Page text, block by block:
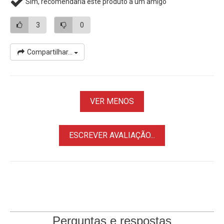
HMX-H303BP, HMX-H303RN, HMX-H303RP, HMX-H303SN,
HMX-H303SP, HMX-H303UN, HMX-H303UP
Samsung HMX-H304 Series:
HMX-H304BP/CHN, HMX-H304RN, HMX-H304SN, HMX-
H304UN
H304BP/CHN, HMX-H304RN, HMX-H304RP, HMX-H304SN,
HMX-H304SP, HMX-H304UN, HMX-H304UP
HMX-H320BN, HMX-H320RN, HMX-H320RP, HMX-H320SN,
H405BP/CHN
3 0
Compartilhar...
VER MENOS
ESCREVER AVALIAÇÃO...
Perguntas e respostas